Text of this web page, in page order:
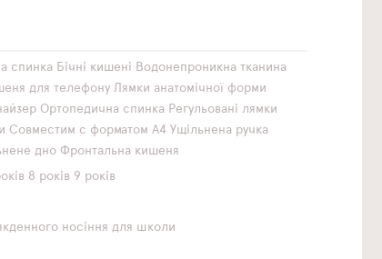
спинка Бічні кишені Водонепроникна тканина
для телефону Лямки анатомічної форми
Ортопедична спинка Регульовані лямки
Совместим с форматом А4 Ущільнена ручка
дно Фронтальна кишеня
8 років 9 років
носіння для школи